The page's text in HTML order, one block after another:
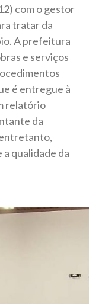
com o gestor
tratar da
A prefeitura
e serviços
é entregue à
relatório
da
a qualidade da